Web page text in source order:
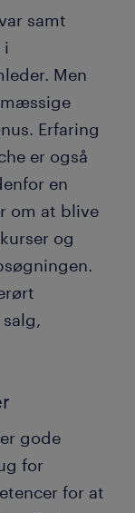
samt
i
Men
Erfaring
er også
en
om at blive
og
gode
for
for at